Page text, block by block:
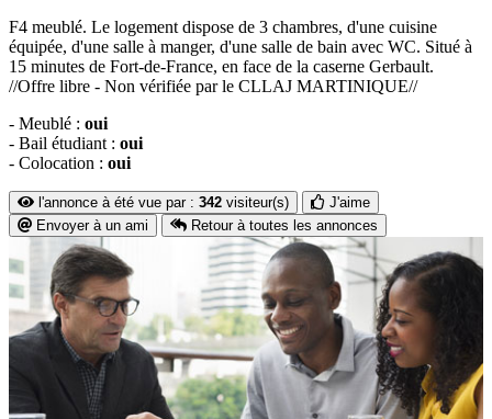
F4 meublé. Le logement dispose de 3 chambres, d'une cuisine
équipée, d'une salle à manger, d'une salle de bain avec WC. Situé à
15 minutes de Fort-de-France, en face de la caserne Gerbault.
//Offre libre - Non vérifiée par le CLLAJ MARTINIQUE//
- Meublé : oui
- Bail étudiant : oui
- Colocation : oui
l'annonce à été vue par : 342 visiteur(s)
J'aime
Envoyer à un ami
Retour à toutes les annonces